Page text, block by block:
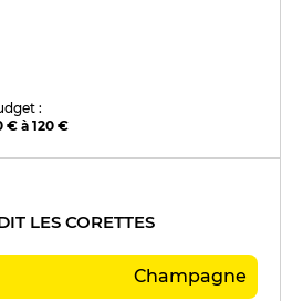
:
€ à 120 €
LES CORETTES
Champagne